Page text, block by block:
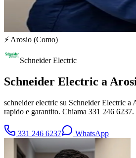
⚡ Arosio (Como)
Schneider Electric
Schneider Electric a
schneider electric su Schneider Electric
rapido e garantito. Chiama 331 246 6237.
331 246 6237 WhatsApp